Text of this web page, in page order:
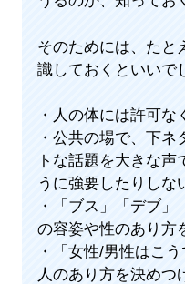
そのためには、たと
識しておくといいで
・人の体には許可な
・公共の場で、下
トな話題を大きな声
うに強要したりしな
・「ブス」「デブ
の容姿や性のあり方
・「女性/男性はこ
人のあり方を決めつ